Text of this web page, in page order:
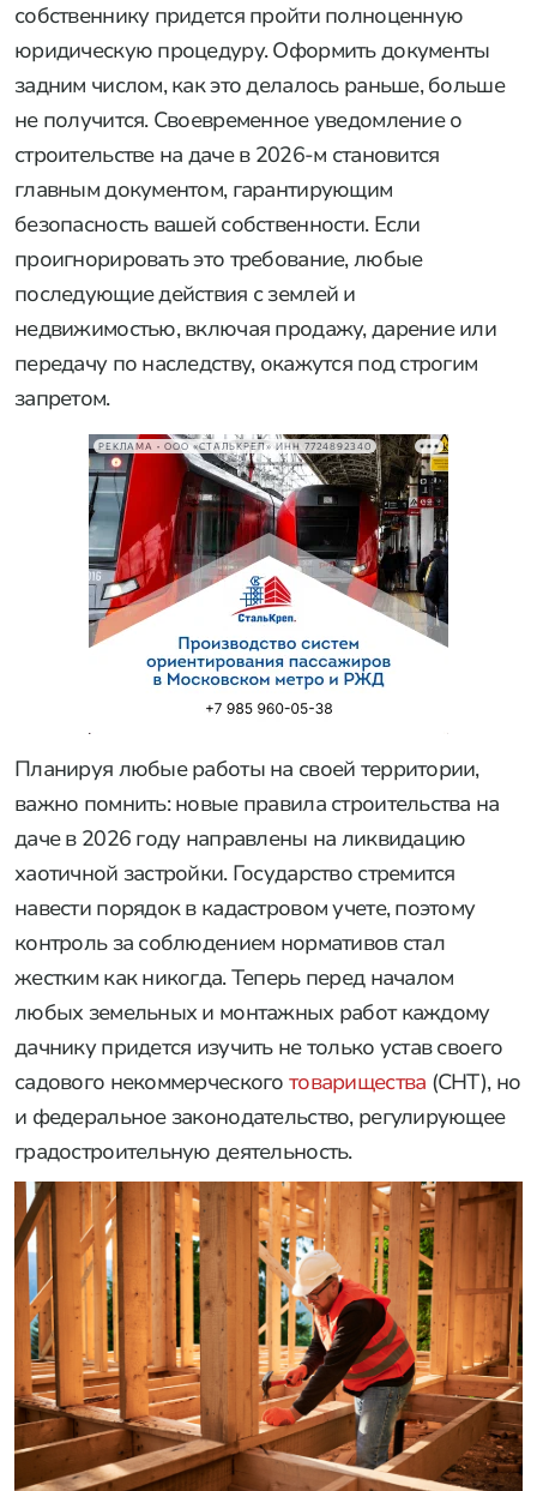
собственнику придется пройти полноценную
юридическую процедуру. Оформить документы
задним числом, как это делалось раньше, больше
не получится. Своевременное уведомление о
строительстве на даче в 2026-м становится
главным документом, гарантирующим
безопасность вашей собственности. Если
проигнорировать это требование, любые
последующие действия с землей и
недвижимостью, включая продажу, дарение или
передачу по наследству, окажутся под строгим
запретом.
РЕКЛАМА • ООО «СТАЛЬКРЕП» ИНН 7724892340
Планируя любые работы на своей территории,
важно помнить: новые правила строительства на
даче в 2026 году направлены на ликвидацию
хаотичной застройки. Государство стремится
навести порядок в кадастровом учете, поэтому
контроль за соблюдением нормативов стал
жестким как никогда. Теперь перед началом
любых земельных и монтажных работ каждому
дачнику придется изучить не только устав своего
садового некоммерческого товарищества (СНТ), но
и федеральное законодательство, регулирующее
градостроительную деятельность.